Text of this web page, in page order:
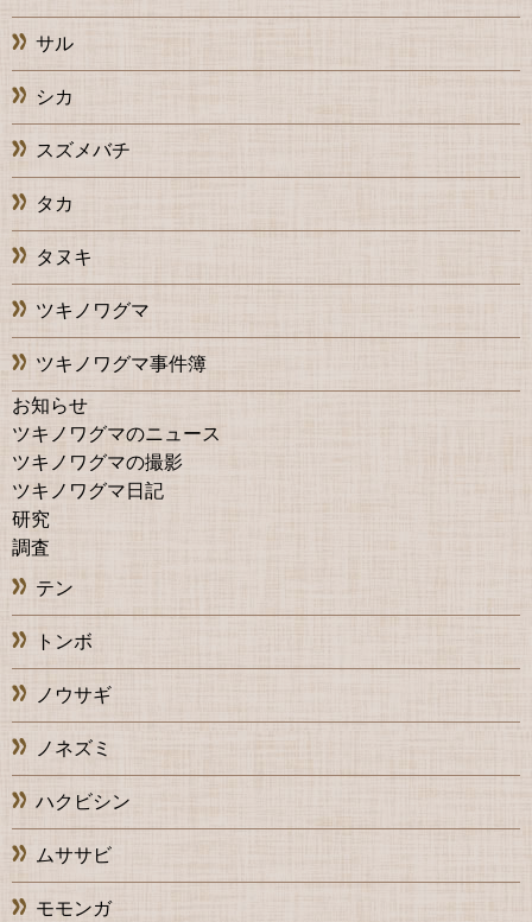
サル
シカ
スズメバチ
タカ
タヌキ
ツキノワグマ
ツキノワグマ事件簿
お知らせ
ツキノワグマのニュース
ツキノワグマの撮影
ツキノワグマ日記
研究
調査
テン
トンボ
ノウサギ
ノネズミ
ハクビシン
ムササビ
モモンガ